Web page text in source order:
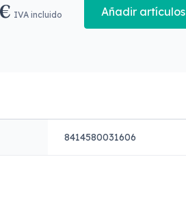
IVA incluido Añadir artículos
8414580031606